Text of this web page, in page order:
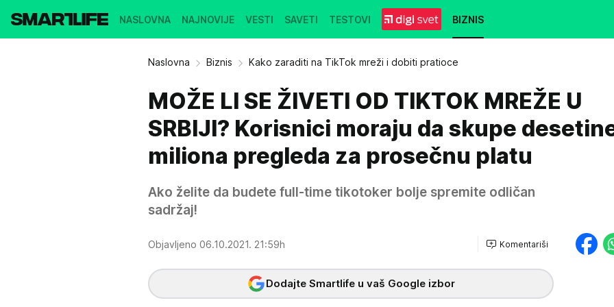
NASLOVNA NAJNOVIJE VESTI SAVETI TESTOVI BIZNIS
Naslovna Biznis Kako zaraditi na TikTok mreži i dobiti pratioce
MOŽE LI SE ŽIVETI OD TIKTOK MREŽE U
SRBIJI? Korisnici moraju da skupe
miliona pregleda za prosečnu platu
Ako želite da budete full-time tikotoker bolje spremite odličan
sadržaj!
Objavljeno 06.10.2021. 21:59h Komentariši
Dodajte Smartlife u vaš Google izbor